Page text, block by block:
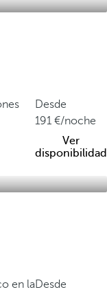
Desde
191
/noche
Ver
disponibilidad
en laDesde